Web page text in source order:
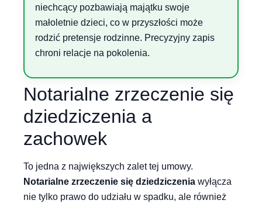
niechcący pozbawiają majątku swoje
małoletnie dzieci, co w przyszłości może
rodzić pretensje rodzinne. Precyzyjny zapis
chroni relacje na pokolenia.
Notarialne zrzeczenie się
dziedziczenia a
zachowek
To jedna z największych zalet tej umowy.
Notarialne zrzeczenie się dziedziczenia wyłącza
nie tylko prawo do udziału w spadku, ale również